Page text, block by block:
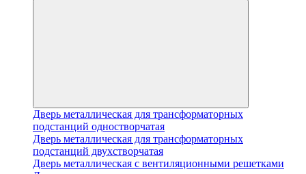
Дверь металлическая для трансформаторных
подстанций одностворчатая
Дверь металлическая для трансформаторных
подстанций двухстворчатая
Дверь металлическая с вентиляционными решетками